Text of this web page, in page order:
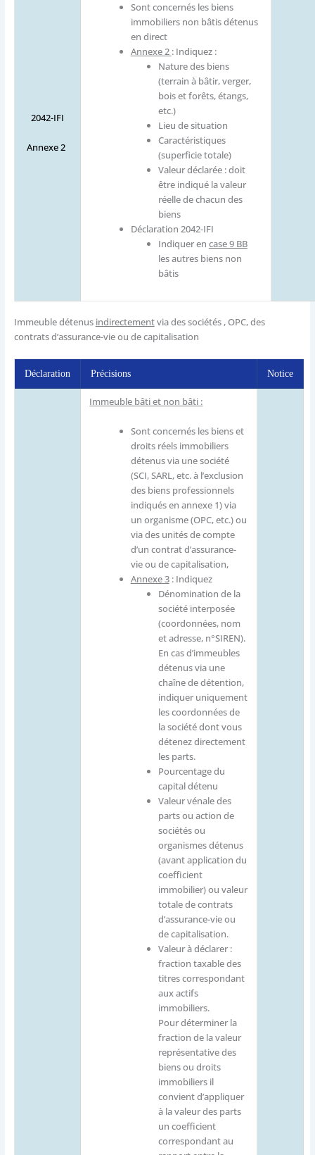
2042-IFI
Annexe 2
Sont concernés les biens
immobiliers non bâtis détenus
en direct
Annexe 2 : Indiquez :
Nature des biens
(terrain à bâtir, verger,
bois et forêts, étangs,
etc.)
Lieu de situation
Caractéristiques
(superficie totale)
Valeur déclarée : doit
être indiqué la valeur
réelle de chacun des
biens
Déclaration 2042-IFI
Indiquer en case 9 BB
les autres biens non
bâtis
Immeuble détenus indirectementvia des sociétés , OPC, des
contrats d’assurance-vie ou de capitalisation
Déclaration Précisions Notice
Immeuble bâti et non bâti :
Sont concernés les biens et
droits réels immobiliers
détenus via une société
(SCI, SARL, etc. à l’exclusion
des biens professionnels
indiqués en annexe 1) via
un organisme (OPC, etc.) ou
via des unités de compte
d’un contrat d’assurance-
vie ou de capitalisation,
Annexe 3: Indiquez
Dénomination de la
société interposée
(coordonnées, nom
et adresse, n°SIREN).
En cas d’immeubles
détenus via une
chaîne de détention,
indiquer uniquement
les coordonnées de
la société dont vous
détenez directement
les parts.
Pourcentage du
capital détenu
Valeur vénale des
parts ou action de
sociétés ou
organismes détenus
(avant application du
coefficient
immobilier) ou valeur
totale de contrats
d’assurance-vie ou
de capitalisation.
Valeur à déclarer :
fraction taxable des
titres correspondant
aux actifs
immobiliers.
Pour déterminer la
fraction de la valeur
représentative des
biens ou droits
immobiliers il
convient d’appliquer
à la valeur des parts
un coefficient
correspondant au